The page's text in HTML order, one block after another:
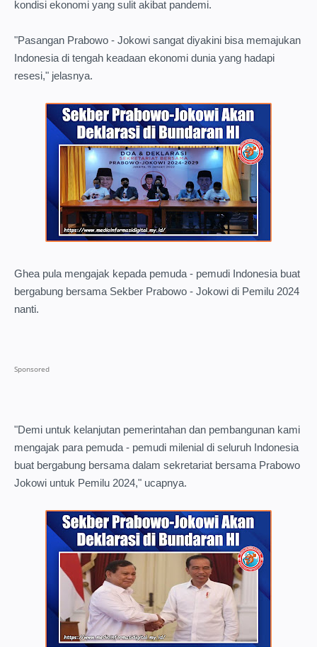
kondisi ekonomi yang sulit akibat pandemi.
"Pasangan Prabowo - Jokowi sangat diyakini bisa memajukan
Indonesia di tengah keadaan ekonomi dunia yang hadapi
resesi," jelasnya.
Ghea pula mengajak kepada pemuda - pemudi Indonesia buat
bergabung bersama Sekber Prabowo - Jokowi di Pemilu 2024
nanti.
"Demi untuk kelanjutan pemerintahan dan pembangunan kami
mengajak para pemuda - pemudi milenial di seluruh Indonesia
buat bergabung bersama dalam sekretariat bersama Prabowo
Jokowi untuk Pemilu 2024," ucapnya.